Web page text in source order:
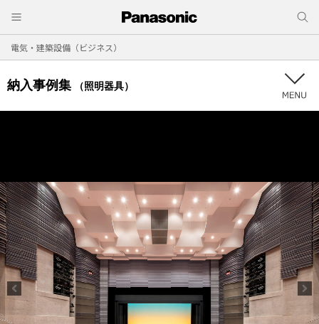
電気・建築設備（ビジネス）
納入事例集 （照明器具）